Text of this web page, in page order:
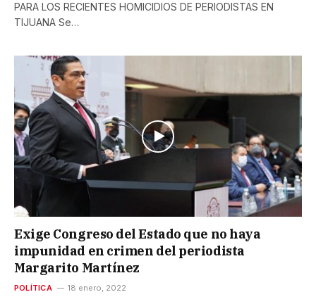
PARA LOS RECIENTES HOMICIDIOS DE PERIODISTAS EN
TIJUANA Se…
Exige Congreso del Estado que no haya
impunidad en crimen del periodista
Margarito Martínez
POLÍTICA 18 enero, 2022